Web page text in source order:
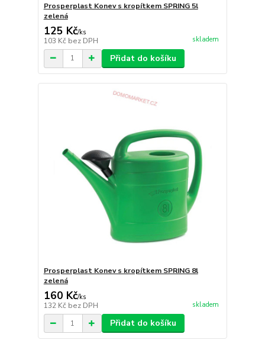
Prosperplast Konev s kropítkem SPRING 5l
zelená
125 Kč/ks
103 Kč bez DPH skladem
Přidat do košíku
Prosperplast Konev s kropítkem SPRING 8l
zelená
160 Kč/ks
132 Kč bez DPH skladem
Přidat do košíku